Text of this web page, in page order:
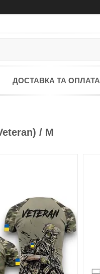
ДОСТАВКА ТА ОПЛАТА
/ M